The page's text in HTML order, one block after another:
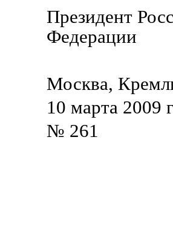
Президент
Москва,
10 марта 2009
№ 261